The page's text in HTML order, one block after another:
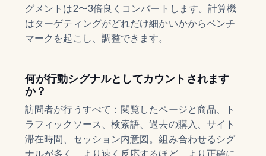
グメントは2〜3倍良くコンバートします。計算機
はターゲティングがどれだけ細かいかからベンチ
マークを起こし、調整できます。
何が行動シグナルとしてカウントされます
か？
訪問者が行うすべて：閲覧したページと商品、ト
ラフィックソース、検索語、過去の購入、サイト
滞在時間、セッション内意図。組み合わせるシグ
ナルが多く、より速く反応するほど、より正確に